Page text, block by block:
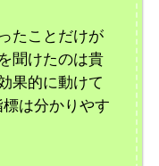
たことだけが
聞けたのは貴
果的に動けて
は分かりやす